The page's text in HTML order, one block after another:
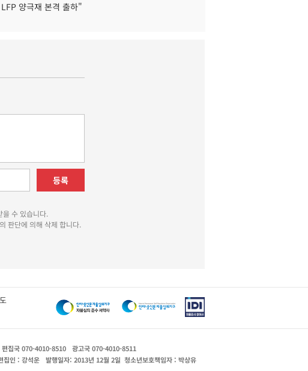
LFP 양극재 본격 출하"
등록
수 있습니다.
판단에 의해 삭제 합니다.
편집국 070-4010-8510
광고국 070-4010-8511
집인 : 강석운 발행일자: 2013년 12월 2일 청소년보호책임자 : 박상유